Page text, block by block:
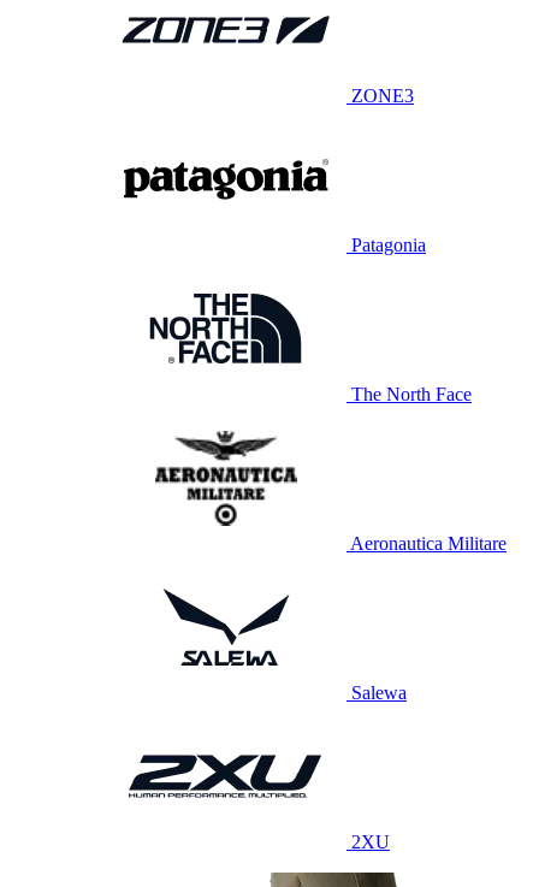
ZONE3
Patagonia
The North Face
Aeronautica Militare
Salewa
2XU